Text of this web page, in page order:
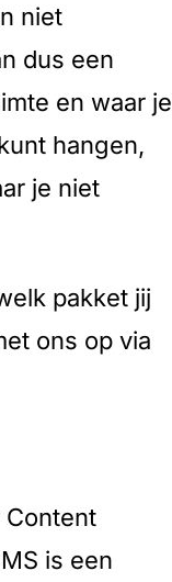
niet
dus een
en waar je
hangen,
je niet
pakket jij
ons op via
Content
is een